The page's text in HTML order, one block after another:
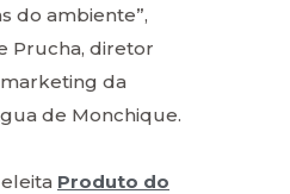
do ambiente”,
Prucha, diretor
da
de Monchique.
Produto do